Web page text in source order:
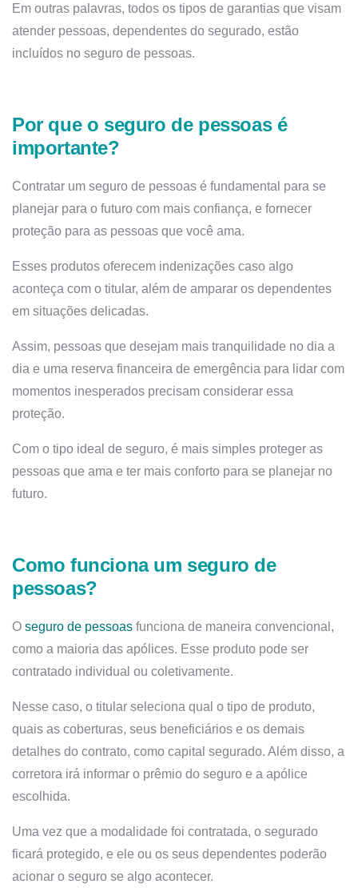
Em outras palavras, todos os tipos de garantias que visam
atender pessoas, dependentes do segurado, estão
incluídos no seguro de pessoas.
Por que o seguro de pessoas é
importante?
Contratar um seguro de pessoas é fundamental para se
planejar para o futuro com mais confiança, e fornecer
proteção para as pessoas que você ama.
Esses produtos oferecem indenizações caso algo
aconteça com o titular, além de amparar os dependentes
em situações delicadas.
Assim, pessoas que desejam mais tranquilidade no dia a
dia e uma reserva financeira de emergência para lidar com
momentos inesperados precisam considerar essa
proteção.
Com o tipo ideal de seguro, é mais simples proteger as
pessoas que ama e ter mais conforto para se planejar no
futuro.
Como funciona um seguro de
pessoas?
O seguro de pessoas funciona de maneira convencional,
como a maioria das apólices. Esse produto pode ser
contratado individual ou coletivamente.
Nesse caso, o titular seleciona qual o tipo de produto,
quais as coberturas, seus beneficiários e os demais
detalhes do contrato, como capital segurado. Além disso, a
corretora irá informar o prêmio do seguro e a apólice
escolhida.
Uma vez que a modalidade foi contratada, o segurado
ficará protegido, e ele ou os seus dependentes poderão
acionar o seguro se algo acontecer.